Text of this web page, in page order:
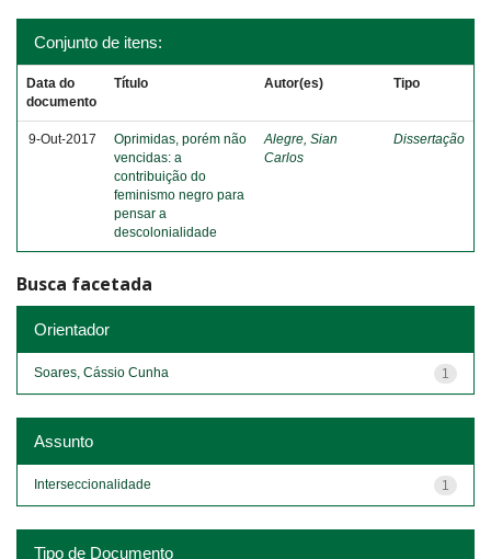
Conjunto de itens:
Data do
documento
Título Autor(es) Tipo
9-Out-2017
Oprimidas, porém não
vencidas: a
contribuição do
feminismo negro para
pensar a
descolonialidade
Alegre, Sian
Carlos
Dissertação
Busca facetada
Orientador
1
Soares, Cássio Cunha
Assunto
1
Interseccionalidade
Tipo de Documento